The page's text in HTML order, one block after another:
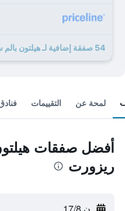
54 صفقة إضافية لـ هيلتون بالم سبرنجز ريزورت
لمحة عن التقييمات
أفضل صفقات
ريزورت